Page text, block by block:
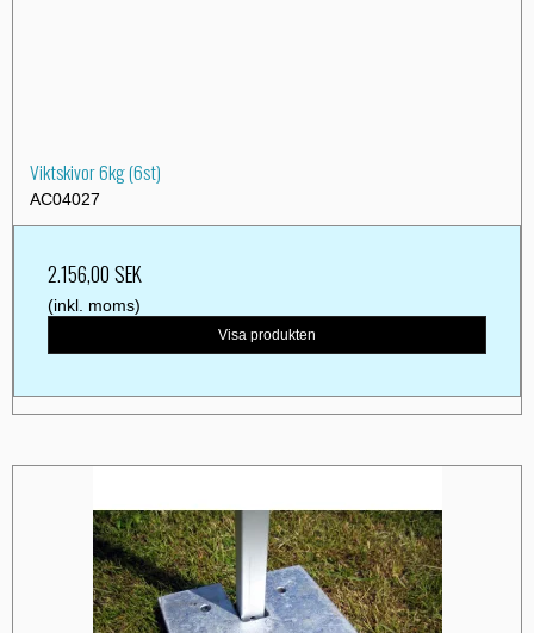
Viktskivor 6kg (6st)
AC04027
2.156,00 SEK
(inkl. moms)
Visa produkten